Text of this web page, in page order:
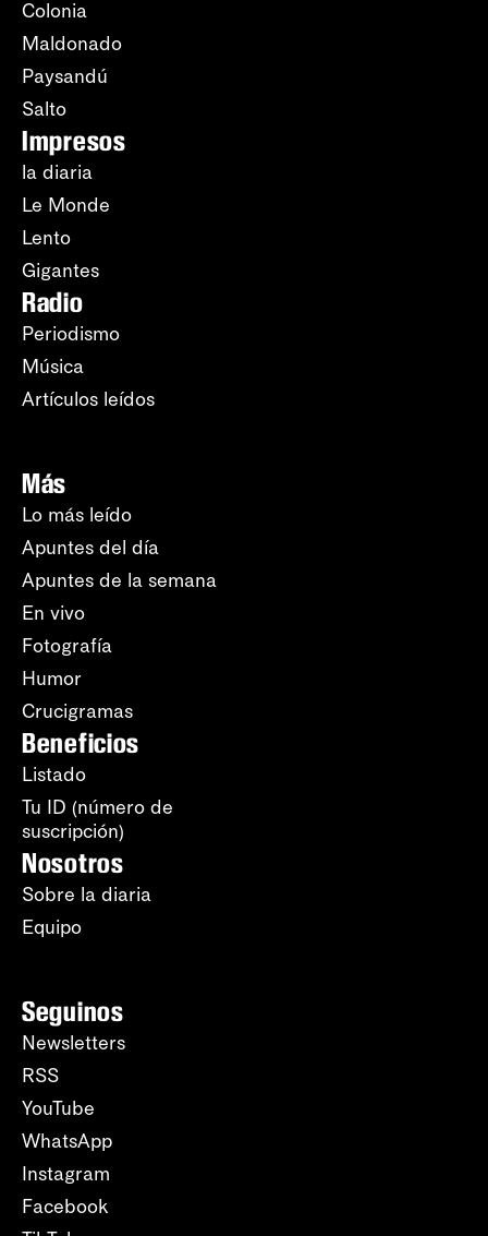
Colonia
Maldonado
Paysandú
Salto
Impresos
la diaria
Le Monde
Lento
Gigantes
Radio
Periodismo
Música
Artículos leídos
Más
Lo más leído
Apuntes del día
Apuntes de la semana
En vivo
Fotografía
Humor
Crucigramas
Beneficios
Listado
Tu ID (número de
suscripción)
Nosotros
Sobre la diaria
Equipo
Seguinos
Newsletters
RSS
YouTube
WhatsApp
Instagram
Facebook